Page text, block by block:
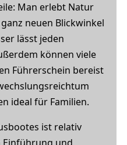
Man erlebt Natur
neuen Blickwinkel
lässt jeden
können viele
Führerschein bereist
ideal für Familien.
ist relativ